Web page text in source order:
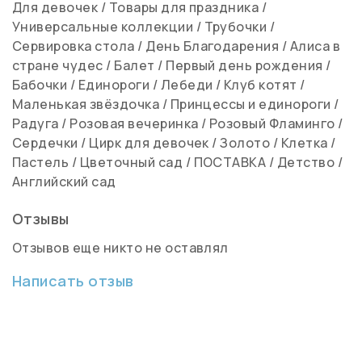
Для девочек / Товары для праздника /
Универсальные коллекции / Трубочки /
Сервировка стола / День Благодарения /Алиса в
стране чудес / Балет / Первый день рождения /
Бабочки / Единороги /Лебеди / Клуб котят /
Маленькая звёздочка / Принцессы и единороги /
Радуга / Розовая вечеринка / Розовый Фламинго /
Сердечки / Цирк для девочек /Золото / Клетка /
Пастель / Цветочный сад / ПОСТАВКА / Детство /
Английский сад
Отзывы
Отзывов еще никто не оставлял
Написать отзыв